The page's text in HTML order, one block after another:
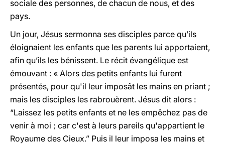
sociale des personnes, de chacun de nous, et des
pays.
Un jour, Jésus sermonna ses disciples parce qu’ils
éloignaient les enfants que les parents lui apportaient,
afin qu’ils les bénissent. Le récit évangélique est
émouvant : « Alors des petits enfants lui furent
présentés, pour qu'il leur imposât les mains en priant ;
mais les disciples les rabrouèrent. Jésus dit alors :
“Laissez les petits enfants et ne les empêchez pas de
venir à moi ; car c'est à leurs pareils qu'appartient le
Royaume des Cieux.” Puis il leur imposa les mains et